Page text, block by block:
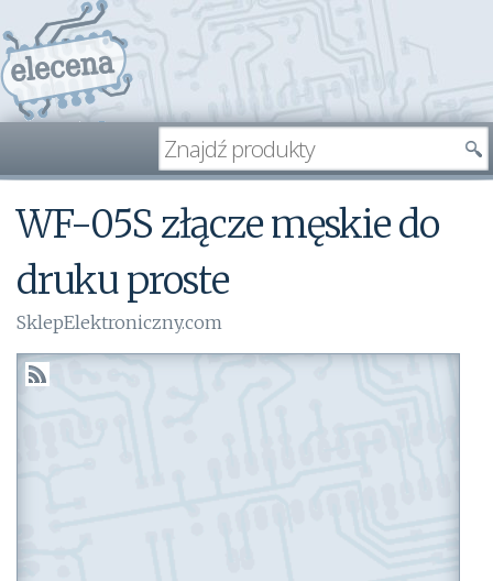
WF-05S złącze męskie do
druku proste
SklepElektroniczny.com